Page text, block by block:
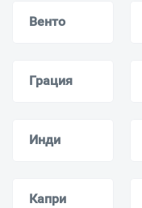
Венто
Грация
Инди
Капри